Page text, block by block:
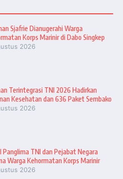
Sjafrie Dianugerahi Warga
Korps Marinir di Dabo Singkep
2026
Terintegrasi TNI 2026 Hadirkan
Kesehatan dan 636 Paket Sembako
2026
Panglima TNI dan Pejabat Negara
Warga Kehormatan Korps Marinir
2026